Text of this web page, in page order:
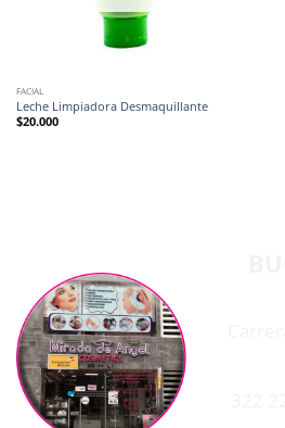
FACIAL
Leche Limpiadora Desmaquillante
$20.000